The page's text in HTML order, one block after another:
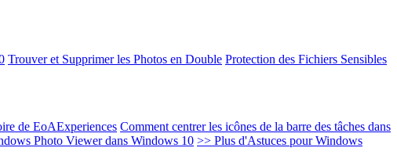
Trouver et Supprimer les Photos en Double Protection des Fichiers Sensibles
de EoAExperiences Comment centrer les icônes de la barre des tâches dans
Photo Viewer dans Windows 10 >> Plus d'Astuces pour Windows